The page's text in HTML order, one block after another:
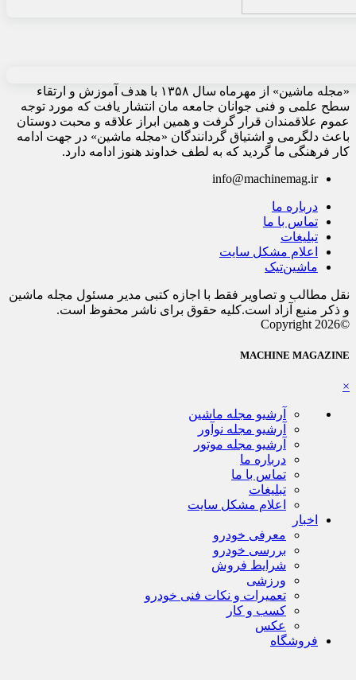
«مجله ماشین» از مهرماه سال ۱۳۵۸ با هدف آموزش و ارتقاء
سطح علمی و فنی جوانان جامعه مان انتشار یافت که مورد توجه
عموم علاقمندان قرار گرفت و همین ابراز علاقه و محبت دوستان
باعث دلگرمی و اشتیاق گردانندگان «مجله ماشین» در جهت ادامه
کار فرهنگی ما گردید که به لطف خداوند هنوز ادامه دارد.
info@machinemag.ir
درباره ما
تماس با ما
تبلیغات
اعلام مشکل سایت
ماشین‌تیک
نقل مطالب و تصاویر فقط با اجازه کتبی مدیر مسئول مجله ماشین
و ذکر منبع آزاد است.کلیه حقوق برای ناشر محفوظ است.
©Copyright 2026
MACHINE MAGAZINE
×
آرشیو مجله ماشین
آرشیو مجله نوآور
آرشیو مجله موتور
درباره ما
تماس با ما
تبلیغات
اعلام مشکل سایت
اخبار
معرفی خودرو
بررسی خودرو
شرایط فروش
ورزشی
تعمیرات و نکات فنی خودرو
کسب و کار
عکس
فروشگاه